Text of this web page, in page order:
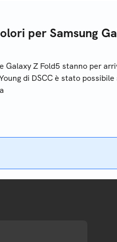
per Samsung
Galaxy Z Fold5 stanno per
di DSCC è stato